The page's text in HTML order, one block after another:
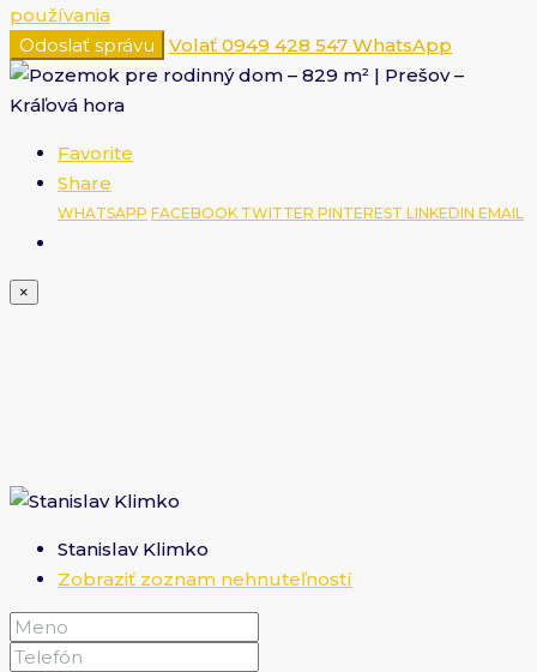
používania
Odoslať správu
Volať 0949 428 547 WhatsApp
Favorite
Share
WHATSAPP FACEBOOK TWITTER PINTEREST LINKEDIN EMAIL
×
Stanislav Klimko
Zobraziť zoznam nehnuteľností